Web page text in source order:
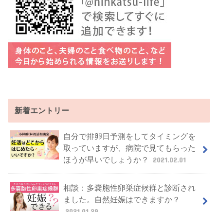
新着エントリー
自分で排卵日予測をしてタイミングを
取っていますが、病院で見てもらった
ほうが早いでしょうか？
2021.02.01
相談：多嚢胞性卵巣症候群と診断され
ました。自然妊娠はできますか？